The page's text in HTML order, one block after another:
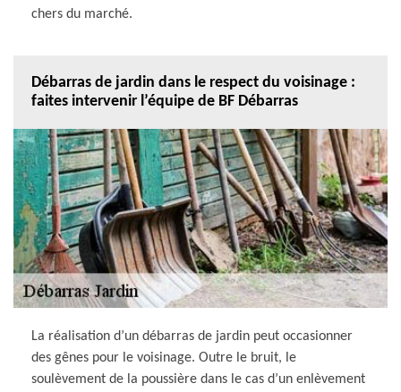
chers du marché.
Débarras de jardin dans le respect du voisinage :
faites intervenir l’équipe de BF Débarras
La réalisation d’un débarras de jardin peut occasionner
des gênes pour le voisinage. Outre le bruit, le
soulèvement de la poussière dans le cas d’un enlèvement